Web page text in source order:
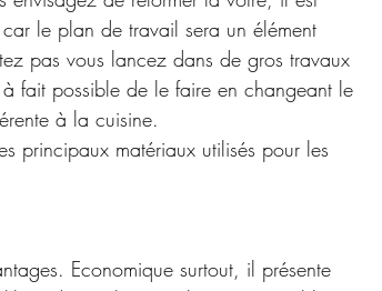
le plan de travail sera un élément
pas vous lancez dans de gros travaux
fait possible de le faire en changeant le
à la cuisine.
principaux matériaux utilisés pour les
Economique surtout, il présente